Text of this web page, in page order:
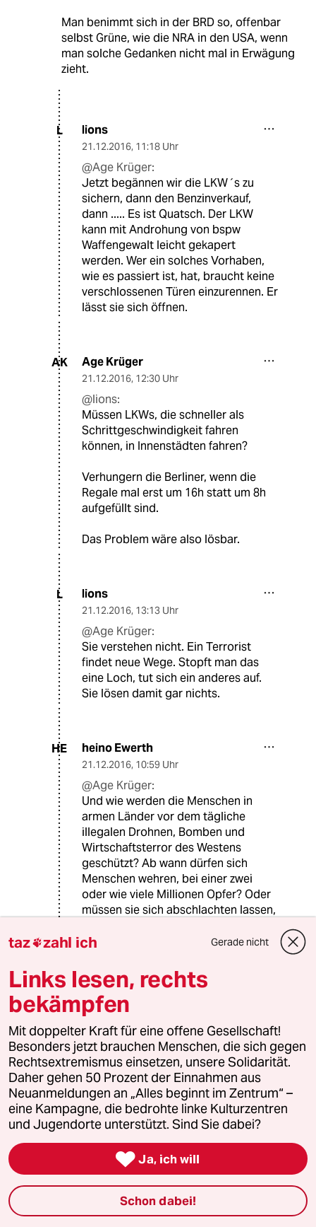
Man benimmt sich in der BRD so, offenbar
selbst Grüne, wie die NRA in den USA, wenn
man solche Gedanken nicht mal in Erwägung
zieht.
L lions
21.12.2016, 11:18 Uhr
@Age Krüger:
Jetzt begännen wir die LKW´s zu
sichern, dann den Benzinverkauf,
dann ..... Es ist Quatsch. Der LKW
kann mit Androhung von bspw
Waffengewalt leicht gekapert
werden. Wer ein solches Vorhaben,
wie es passiert ist, hat, braucht keine
verschlossenen Türen einzurennen. Er
lässt sie sich öffnen.
AK Age Krüger
21.12.2016, 12:30 Uhr
@lions:
Müssen LKWs, die schneller als
Schrittgeschwindigkeit fahren
können, in Innenstädten fahren?
Verhungern die Berliner, wenn die
Regale mal erst um 16h statt um 8h
aufgefüllt sind.
Das Problem wäre also lösbar.
L lions
21.12.2016, 13:13 Uhr
@Age Krüger:
Sie verstehen nicht. Ein Terrorist
findet neue Wege. Stopft man das
eine Loch, tut sich ein anderes auf.
Sie lösen damit gar nichts.
HE heino Ewerth
21.12.2016, 10:59 Uhr
@Age Krüger:
Und wie werden die Menschen in
armen Länder vor dem tägliche
illegalen Drohnen, Bomben und
Wirtschaftsterror des Westens
geschützt? Ab wann dürfen sich
Menschen wehren, bei einer zwei
oder wie viele Millionen Opfer? Oder
müssen sie sich abschlachten lassen,
einer war, ist die Antwort auf die
Übrigen alleine seit dem Ende des
2.WK über 40 illegale Kriege ohne UN
Mandat, also Völkerrechtswidrig.
Warum werden dafür die
Verantwortlichen nicht in Den Haag
angeklagt?
6G 628 (Profil gelöscht)
21.12.2016,15:30 Uhr
@heino Ewerth:
Bei aller berechtigten Kritik am
Westen, das ist doch ganz großer
Schwachsinn. Terrorismus ist keine
Antwort auf irgendwas, sondern
einfach nur hemmungslos ausgelebte
taz zahl ich Gerade nicht
Links lesen, rechts
bekämpfen
Mit doppelter Kraft für eine offene Gesellschaft!
Besonders jetzt brauchen Menschen, die sich gegen
Rechtsextremismus einsetzen, unsere Solidarität.
Daher gehen 50 Prozent der Einnahmen aus
Neuanmeldungen an „Alles beginnt im Zentrum“ –
eine Kampagne, die bedrohte linke Kulturzentren
und Jugendorte unterstützt. Sind Sie dabei?
 Ja, ich will
Schon dabei!